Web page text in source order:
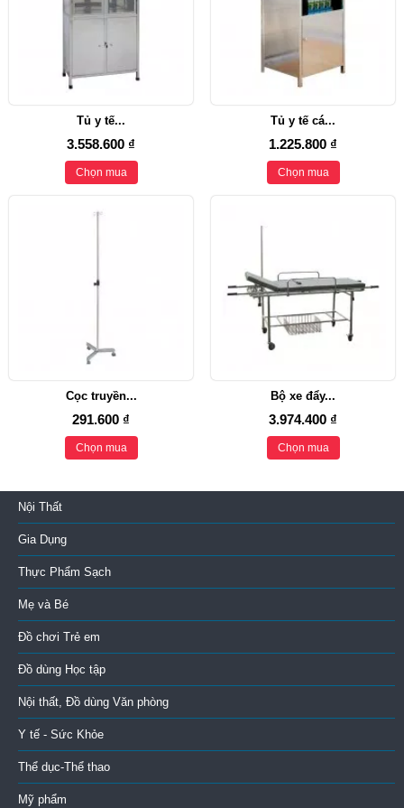
Tủ y tế...
3.558.600 ₫
Chọn mua
Tủ y tế cá...
1.225.800 ₫
Chọn mua
Cọc truyền...
291.600 ₫
Chọn mua
Bộ xe đẩy...
3.974.400 ₫
Chọn mua
Nội Thất
Gia Dụng
Thực Phẩm Sạch
Mẹ và Bé
Đồ chơi Trẻ em
Đồ dùng Học tập
Nội thất, Đồ dùng Văn phòng
Y tế - Sức Khỏe
Thể dục-Thể thao
Mỹ phẩm